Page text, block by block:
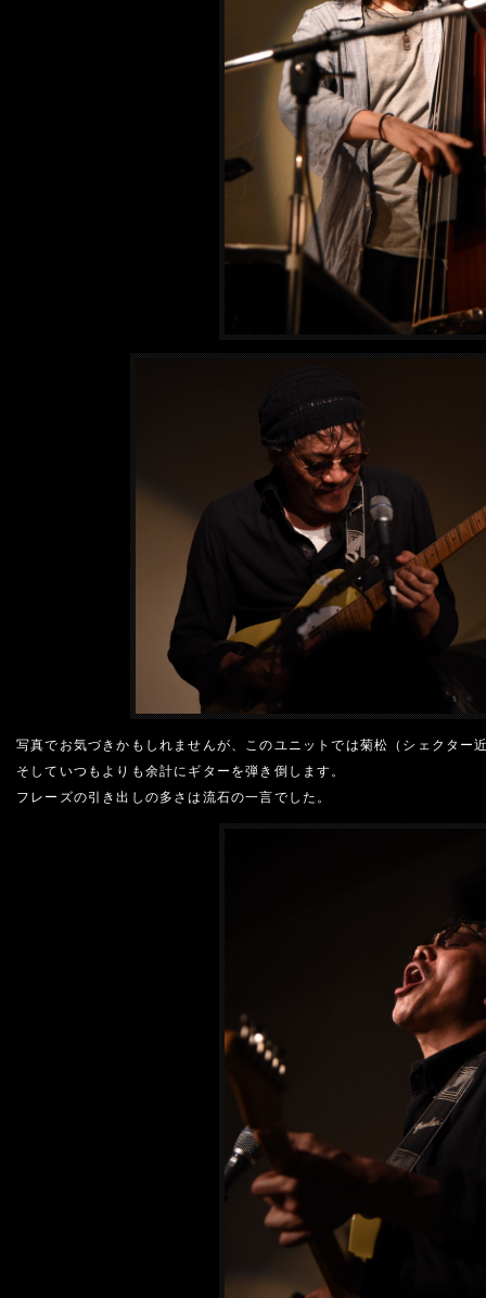
写真でお気づきかもしれませんが、このユニットでは菊松（シェクター
そしていつもよりも余計にギターを弾き倒します。
フレーズの引き出しの多さは流石の一言でした。